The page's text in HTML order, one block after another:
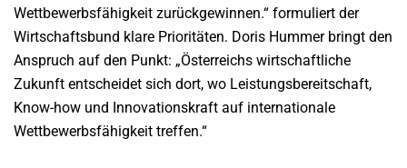
Wettbewerbsfähigkeit zurückgewinnen.“ formuliert der
Wirtschaftsbund klare Prioritäten. Doris Hummer bringt den
Anspruch auf den Punkt: „Österreichs wirtschaftliche
Zukunft entscheidet sich dort, wo Leistungsbereitschaft,
Know-how und Innovationskraft auf internationale
Wettbewerbsfähigkeit treffen.“